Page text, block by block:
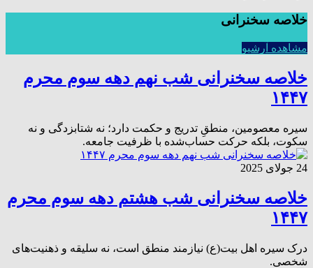
خلاصه سخنرانی
مشاهده آرشیو
خلاصه سخنرانی شب نهم دهه سوم محرم
۱‌۴‌۴‌۷
سیره معصومین، منطقِ تدریج و حکمت دارد؛ نه شتابزدگی و نه
سکوت، بلکه حرکت حساب‌شده با ظرفیت جامعه.
24 جولای 2025
خلاصه سخنرانی شب هشتم دهه سوم محرم
۱‌۴‌۴‌۷
درک سیره اهل بیت(ع) نیازمند منطق است، نه سلیقه و ذهنیت‌های
شخصی.